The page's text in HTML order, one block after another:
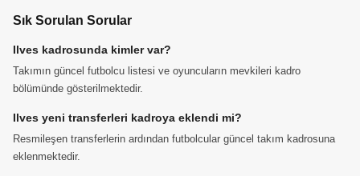
Sık Sorulan Sorular
Ilves kadrosunda kimler var?
Takımın güncel futbolcu listesi ve oyuncuların mevkileri kadro
bölümünde gösterilmektedir.
Ilves yeni transferleri kadroya eklendi mi?
Resmileşen transferlerin ardından futbolcular güncel takım kadrosuna
eklenmektedir.